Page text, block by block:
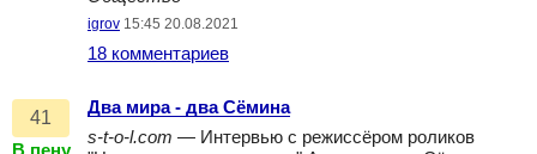
igrov 15:45 20.08.2021
18 комментариев
41
Два мира - два Сёмина
s-t-o-l.com — Интервью с режиссёром роликов